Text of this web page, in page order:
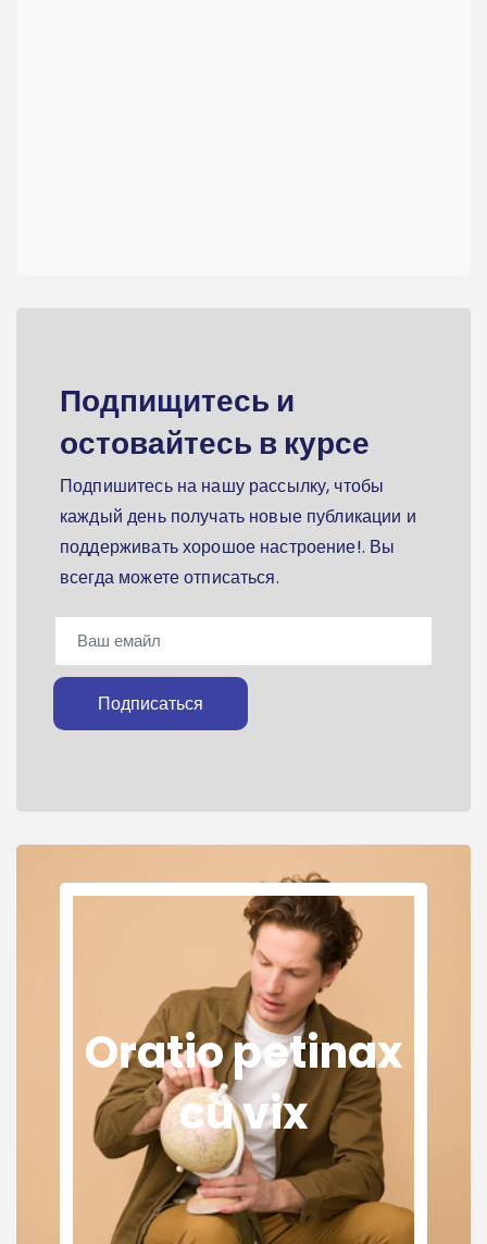
Подпищитесь и
остовайтесь в курсе
Подпишитесь на нашу рассылку, чтобы
каждый день получать новые публикации и
поддерживать хорошое настроение!. Вы
всегда можете отписаться.
Подписаться
Oratio petinax
cu vix